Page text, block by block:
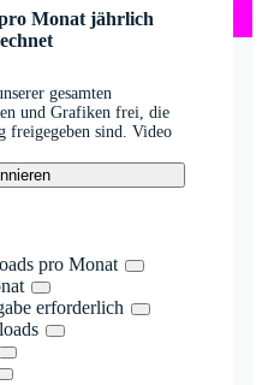
Monat jährlich
gesamten
und Grafiken frei, die
freigegeben sind. Video
pro Monat
erforderlich